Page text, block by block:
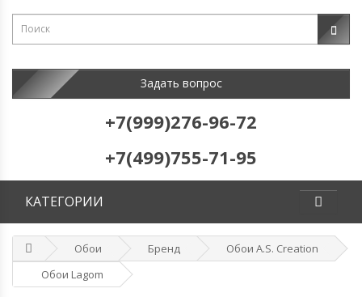
Задать вопрос
+7(999)276-96-72
+7(499)755-71-95
КАТЕГОРИИ
Обои Бренд
Обои A.S. Creation
Обои Lagom